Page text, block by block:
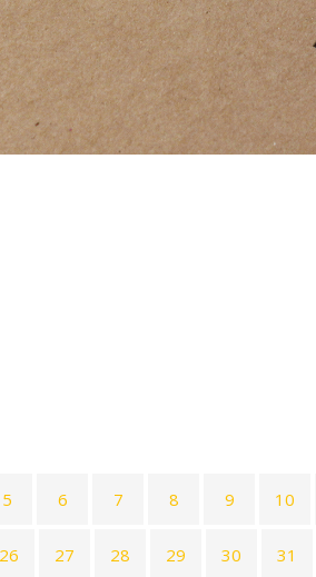
5 6 7 8 9 10
26 27 28 29 30 31